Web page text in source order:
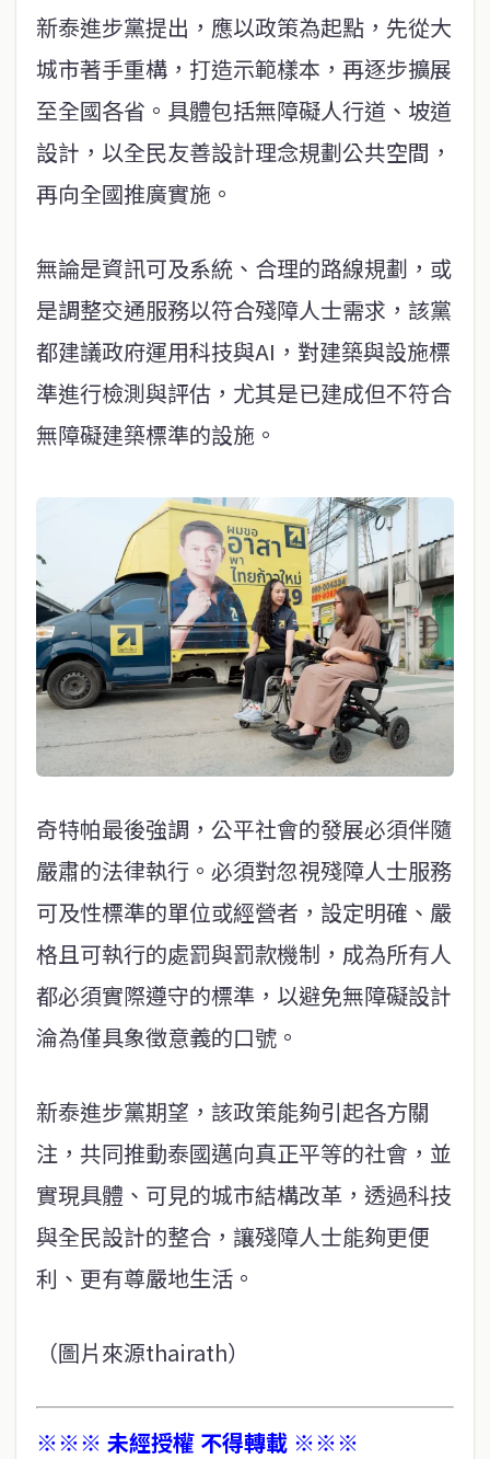
新泰進步黨提出，應以政策為起點，先從大
城市著手重構，打造示範樣本，再逐步擴展
至全國各省。具體包括無障礙人行道、坡道
設計，以全民友善設計理念規劃公共空間，
再向全國推廣實施。
無論是資訊可及系統、合理的路線規劃，或
是調整交通服務以符合殘障人士需求，該黨
都建議政府運用科技與AI，對建築與設施標
準進行檢測與評估，尤其是已建成但不符合
無障礙建築標準的設施。
奇特帕最後強調，公平社會的發展必須伴隨
嚴肅的法律執行。必須對忽視殘障人士服務
可及性標準的單位或經營者，設定明確、嚴
格且可執行的處罰與罰款機制，成為所有人
都必須實際遵守的標準，以避免無障礙設計
淪為僅具象​​徵意義的口號。
新泰進步黨期望，該政策能夠引起各方關
注，共同推動泰國邁向真正平等的社會，並
實現具體、可見的城市結構改革，透過科技
與全民設計的整合，讓殘障人士能夠更便
利、更有尊嚴地生活。
（圖片來源thairath）
※※※ 未經授權 不得轉載 ※※※